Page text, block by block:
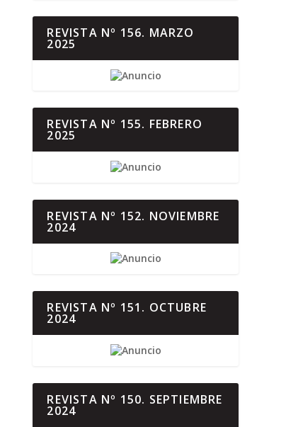
REVISTA Nº 156. MARZO
2025
REVISTA Nº 155. FEBRERO
2025
REVISTA Nº 152. NOVIEMBRE
2024
REVISTA Nº 151. OCTUBRE
2024
REVISTA Nº 150. SEPTIEMBRE
2024